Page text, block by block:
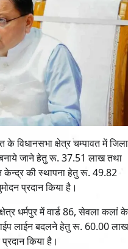
के विधानसभा क्षेत्र चम्पावत में जिला
बनाये जाने हेतु रू. 37.51 लाख तथा
की स्थापना हेतु रू. 49.82
प्रदान किया है।
धर्मपुर में वार्ड 86, सेवला कलां के
पाईप लाईन बदलने हेतु रू. 60.00 लाख
किया है।